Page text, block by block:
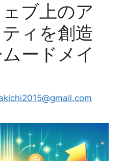
ブ上のア
ィを創造
ードメイ